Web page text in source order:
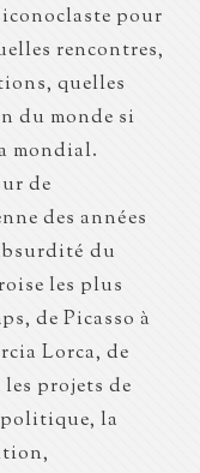
pour
rencontres,
quelles
du monde si
mondial.
de
des années
du
les plus
de Picasso à
Lorca, de
projets de
la